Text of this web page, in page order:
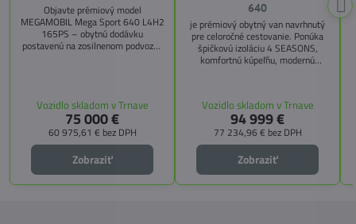
Objavte prémiový model
MEGAMOBIL Mega Sport 640 L4H2
165PS – obytnú dodávku
postavenú na zosilnenom podvozku
pozdĺžnemu lôžku a možnosti
doplniť predné prídavné lôžko.
Vozidlo skladom v Trnave
75 000 €
60 975,61 € bez DPH
Zobraziť
640
je prémiový obytný van navrhnutý
pre celoročné cestovanie. Ponúka
špičkovú izoláciu 4 SEASONS,
komfortnú kúpeľňu, modernú
CITY, TECHNO, SICHERHEIT a
MEGA WINTER získate maximálnu
bezpečnosť, pohodlie a
technologické inovácie. Ideálna
voľba pre tých, ktorí hľadajú luxus,
funkčnosť a slobodu na cestách.
Vozidlo skladom v Trnave
94 999 €
77 234,96 € bez DPH
Zobraziť